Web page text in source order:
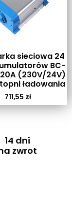
sieciowa 24
BC-
20A (230V/24V)
ładowania
711,55 zł
14 dni
zwrot